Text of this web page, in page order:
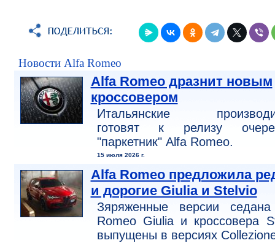
Новости Alfa Romeo
Alfa Romeo дразнит новым
кроссовером
Итальянские
готовят к релизу
"паркетник" Alfa Romeo.
15 июля 2026 г.
Alfa Romeo предложила
и дорогие Giulia и Stelvio
Зяряженные версии
Romeo Giulia и кроссовера
выпущены в версиях